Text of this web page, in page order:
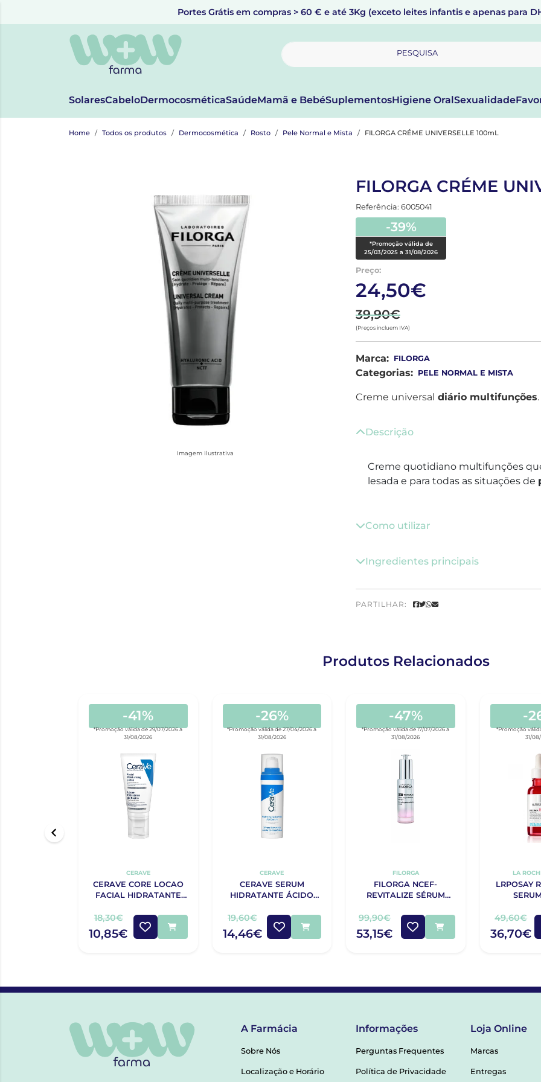
Portes Grátis em compras > 60 € e até 3Kg (exceto leites infantis e apenas para
PESQUISA
SolaresCabeloDermocosméticaSaúdeMamã e BebéSuplementosHigiene OralSexualidade
Home Todos os produtos Dermocosmética Rosto Pele Normal e Mista FILORGA CRÉME UNIVERSELLE 100mL
Imagem ilustrativa
FILORGA CRÉME
Referência: 6005041
-39%
*Promoção válida de
25/03/2025 a 31/08/2026
Preço:
24,50€
39,90€
(Preços incluem IVA)
Marca: FILORGA
Categorias: PELE NORMAL E MISTA
Creme universal diário multifunções.
Descrição
Creme quotidiano multifunções
lesada e para todas as situações de
Como utilizar
Ingredientes principais
PARTILHAR:
Produtos Relacionados
-41%
*Promoção válida de 29/07/2026 a
31/08/2026
CERAVE
CERAVE CORE LOCAO
FACIAL HIDRATANTE
18,30€
10,85€
-26%
*Promoção válida de 27/04/2026 a
31/08/2026
CERAVE
CERAVE SERUM
HIDRATANTE ÁCIDO
19,60€
14,46€
-47%
*Promoção válida de 17/07/2026 a
31/08/2026
FILORGA
FILORGA NCEF-
REVITALIZE SÉRUM
99,90€
53,15€
-
*Promoção
31/
LA
LRPOSAY
49,60€
36,70€
A Farmácia
Sobre Nós
Localização e Horário
Informações
Perguntas Frequentes
Política de Privacidade
Loja Online
Marcas
Entregas